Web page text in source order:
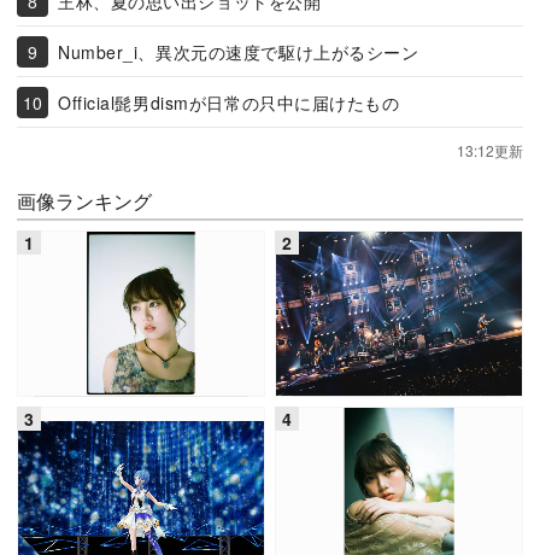
Number_i、異次元の速度で駆け上がるシーン
Official髭男dismが日常の只中に届けたもの
13:12更新
画像ランキング